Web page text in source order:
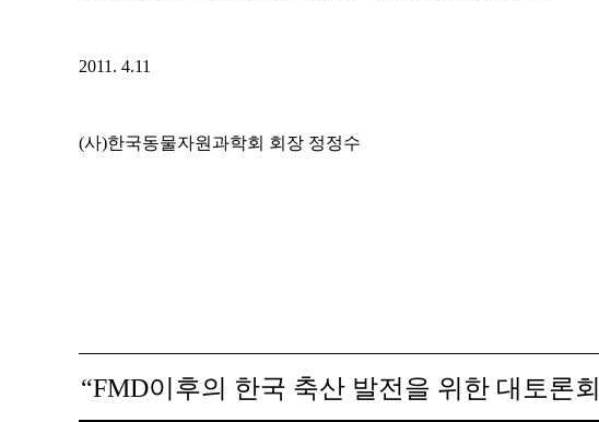
2011. 4.11
(사)한국동물자원과학회 회장 정정수
“FMD이후의 한국 축산 발전을 위한 대토론